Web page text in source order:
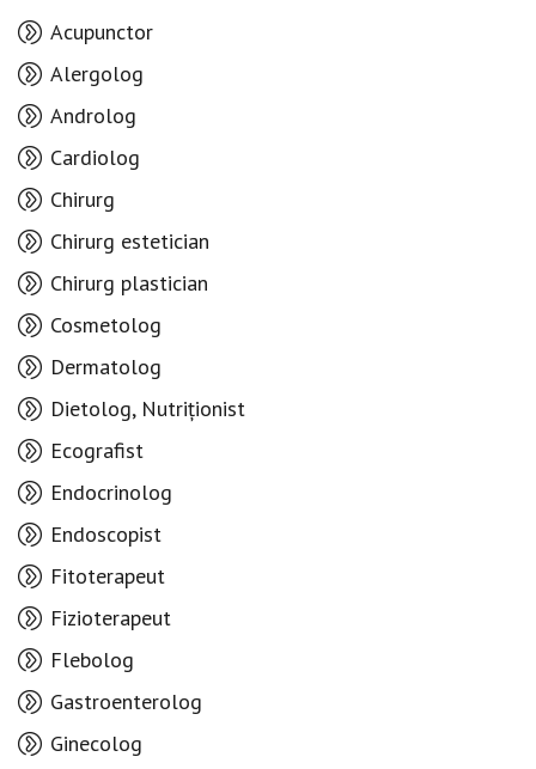
Acupunctor
Alergolog
Androlog
Cardiolog
Chirurg
Chirurg estetician
Chirurg plastician
Cosmetolog
Dermatolog
Dietolog, Nutriționist
Ecografist
Endocrinolog
Endoscopist
Fitoterapeut
Fizioterapeut
Flebolog
Gastroenterolog
Ginecolog